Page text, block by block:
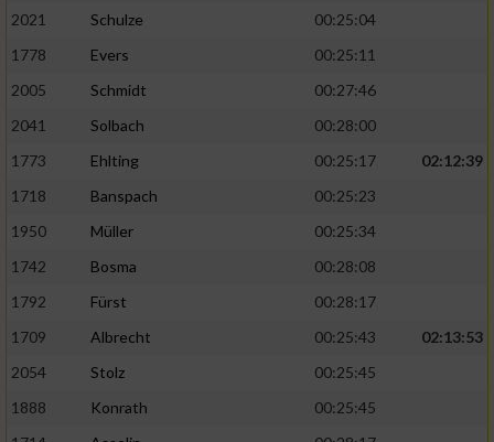
2021
Schulze
00:25:04
1778
Evers
00:25:11
2005
Schmidt
00:27:46
2041
Solbach
00:28:00
1773
Ehlting 00:25:17
02:12:39
1718
Banspach
00:25:23
1950
Müller
00:25:34
1742
Bosma
00:28:08
1792
Fürst
00:28:17
1709
Albrecht 00:25:43
02:13:53
2054
Stolz
00:25:45
1888
Konrath
00:25:45